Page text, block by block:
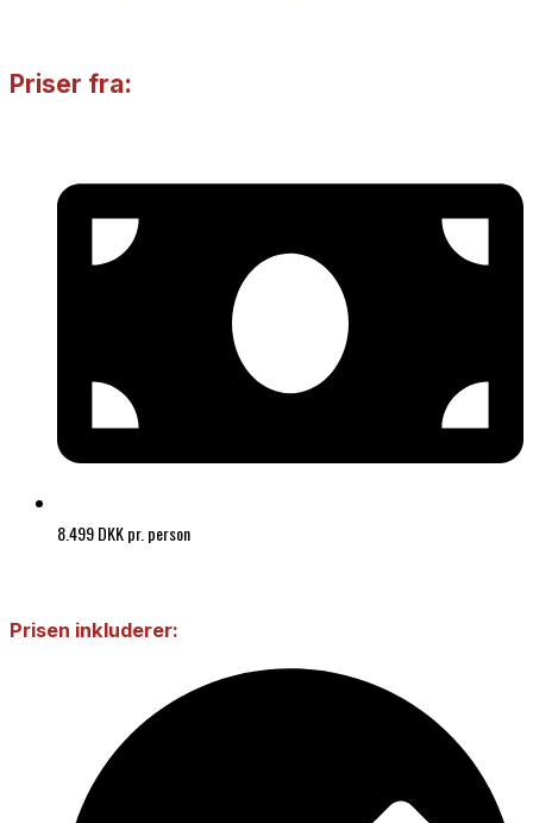
Priser fra:
8.499 DKK pr. person
Prisen inkluderer: